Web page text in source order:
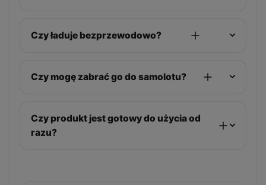
Czy ładuje bezprzewodowo?
Czy mogę zabrać go do samolotu?
Czy produkt jest gotowy do użycia od
razu?